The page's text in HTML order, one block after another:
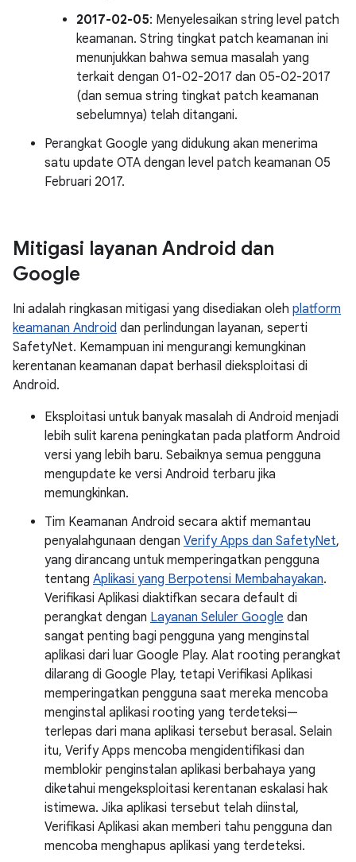
2017-02-05: Menyelesaikan string level patch
keamanan. String tingkat patch keamanan ini
menunjukkan bahwa semua masalah yang
terkait dengan 01-02-2017 dan 05-02-2017
(dan semua string tingkat patch keamanan
sebelumnya) telah ditangani.
Perangkat Google yang didukung akan menerima
satu update OTA dengan level patch keamanan 05
Februari 2017.
Mitigasi layanan Android dan
Google
Ini adalah ringkasan mitigasi yang disediakan oleh platform
keamanan Android dan perlindungan layanan, seperti
SafetyNet. Kemampuan ini mengurangi kemungkinan
kerentanan keamanan dapat berhasil dieksploitasi di
Android.
Eksploitasi untuk banyak masalah di Android menjadi
lebih sulit karena peningkatan pada platform Android
versi yang lebih baru. Sebaiknya semua pengguna
mengupdate ke versi Android terbaru jika
memungkinkan.
Tim Keamanan Android secara aktif memantau
penyalahgunaan dengan Verify Apps dan SafetyNet,
yang dirancang untuk memperingatkan pengguna
tentang Aplikasi yang Berpotensi Membahayakan.
Verifikasi Aplikasi diaktifkan secara default di
perangkat dengan Layanan Seluler Google dan
sangat penting bagi pengguna yang menginstal
aplikasi dari luar Google Play. Alat rooting perangkat
dilarang di Google Play, tetapi Verifikasi Aplikasi
memperingatkan pengguna saat mereka mencoba
menginstal aplikasi rooting yang terdeteksi—
terlepas dari mana aplikasi tersebut berasal. Selain
itu, Verify Apps mencoba mengidentifikasi dan
memblokir penginstalan aplikasi berbahaya yang
diketahui mengeksploitasi kerentanan eskalasi hak
istimewa. Jika aplikasi tersebut telah diinstal,
Verifikasi Aplikasi akan memberi tahu pengguna dan
mencoba menghapus aplikasi yang terdeteksi.